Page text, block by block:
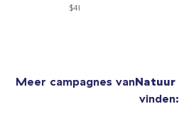
$41
Meer campagnes vanNatuur
vinden: